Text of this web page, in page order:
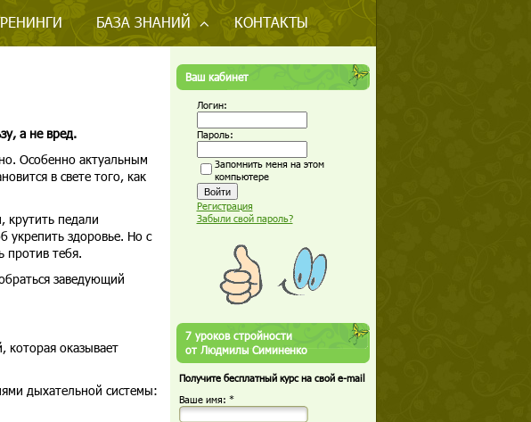
БАЗА ЗНАНИЙ КОНТАКТЫ
а не вред.
Особенно актуальным
в свете того, как
крутить педали
укрепить здоровье. Но с
против тебя.
заведующий
которая оказывает
дыхательной системы:
Ваш кабинет
Логин:
Пароль:
Запомнить меня на этом
компьютере
Регистрация
Забыли свой пароль?
7 уроков стройности
от Людмилы Симиненко
Получите бесплатный курс на свой e-mail
Ваше имя: *